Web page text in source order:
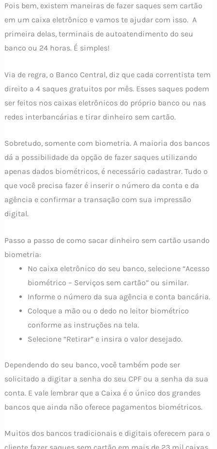
Pois bem, existem maneiras de fazer saques sem cartão
em um caixa eletrônico e vamos te ajudar com isso. A
primeira delas, terminais de autoatendimento do seu
banco ou 24 horas. É simples!
Via de regra, o Banco Central, diz que cada correntista tem
direito a 4 saques gratuitos por mês. Esses saques podem
ser feitos nos caixas eletrônicos do próprio banco ou nas
redes interbancárias e tirar dinheiro sem cartão.
Sobretudo, somente com biometria. A maioria dos bancos
dá a possibilidade da opção de fazer saques utilizando
apenas dados biométricos, é necessário cadastrar. Tudo o
que você precisa fazer é inserir o número da conta e da
agência e confirmar a transação com sua impressão
digital.
Passo a passo de como sacar dinheiro sem cartão usando
biometria:
No caixa eletrônico do seu banco, selecione “Acesso
biométrico – Serviços sem cartão” ou similar.
Informe o número da sua agência e conta bancária.
Coloque a mão ou o dedo no leitor biométrico
conforme as instruções na tela.
Selecione “Retirar” e insira o valor desejado.
Dependendo do seu banco, você também pode ser
solicitado a digitar a senha do seu CPF ou a senha da sua
conta. E vale lembrar que a Caixa é o único dos grandes
bancos que ainda não oferece pagamentos biométricos.
Muitos dos bancos tradicionais e digitais oferecem para o